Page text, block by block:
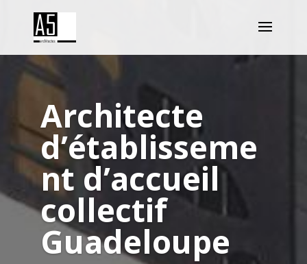
Architecte
d’établisseme
nt d’accueil
collectif
Guadeloupe